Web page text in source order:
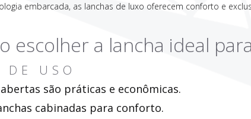
embarcada, as lanchas de luxo oferecem conforto e
escolher a lancha ideal
DE USO
são práticas e econômicas.
cabinadas para conforto.